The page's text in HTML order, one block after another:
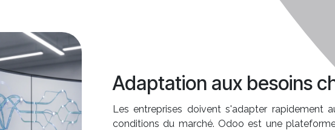
Adaptation aux besoins
Les entreprises doivent s'adapter rapidement
conditions du marché. Odoo est une